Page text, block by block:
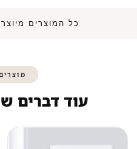
כל המוצרים
עוד דברים